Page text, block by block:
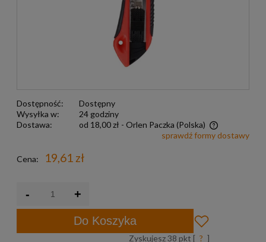
Dostępność:
Dostępny
Wysyłka w:
24 godziny
Dostawa:
od 18,00 zł - Orlen Paczka (Polska)
sprawdź formy dostawy
Cena: 19,61 zł
- +
Do Koszyka
Zyskujesz38 pkt [ ? ]